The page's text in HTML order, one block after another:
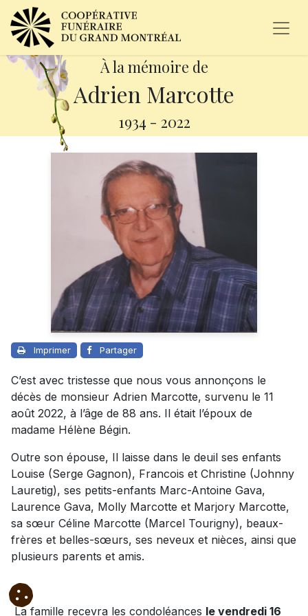
À la mémoire de
Adrien Marcotte
1934 - 2022
Imprimer Partager
C’est avec tristesse que nous vous annonçons le
décès de monsieur Adrien Marcotte, survenu le 11
août 2022, à l’âge de 88 ans. Il était l’époux de
madame Hélène Bégin.
Outre son épouse, Il laisse dans le deuil ses enfants
Louise (Serge Gagnon), Francois et Christine (Johnny
Lauretig), ses petits-enfants Marc-Antoine Gava,
Laurence Gava, Molly Marcotte et Marjory Marcotte,
sa sœur Céline Marcotte (Marcel Tourigny), beaux-
frères et belles-sœurs, ses neveux et nièces, ainsi que
plusieurs parents et amis.
La famille recevra les condoléances le vendredi 16